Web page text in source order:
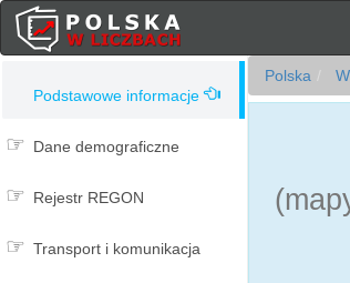
Podstawowe informacje
Dane demograficzne
Rejestr REGON
Transport i komunikacja
Polska